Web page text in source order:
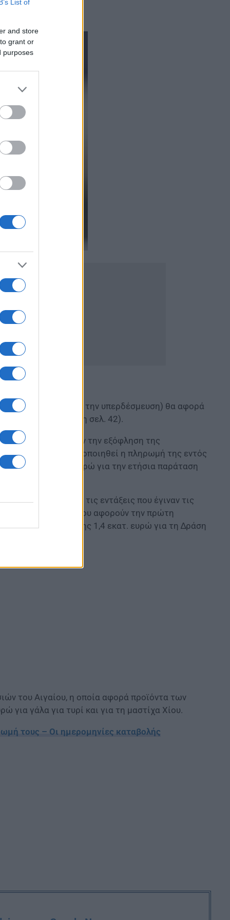
List of
and store
grant or
purposes
αναλογικά µε την υπερδέσµευση) θα αφορά
ρεπορτάζ στη σελ. 42).
που αφορούν την εξόφληση της
να πραγματοποιηθεί η πληρωμή της εντός
15,19 εκατ. ευρώ για την ετήσια παράταση
µε βάση τις εντάξεις που έγιναν τις
24,8 εκατ. ευρώ, που αφορούν την πρώτη
διάθεση πίστωσης 1,4 εκατ. ευρώ για τη ∆ράση
του Αιγαίου, η οποία αφορά προϊόντα των
για γάλα για τυρί και για τη µαστίχα Χίου.
τους – Οι ημερομηνίες καταβολής